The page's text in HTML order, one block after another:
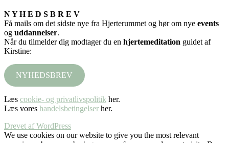
N Y H E D S B R E V
Få mails om det sidste nye fra Hjerterummet og hør om nye events
og uddannelser.
Når du tilmelder dig modtager du en hjertemeditation guidet af
Kirstine:
NYHEDSBREV
Læs cookie- og privatlivspolitik her.
Læs vores handelsbetingelser her.
Drevet af WordPress
We use cookies on our website to give you the most relevant